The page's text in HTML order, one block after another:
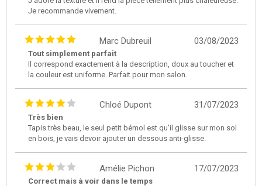
Je recommande vivement.
03/08/2023
Marc Dubreuil
Tout simplement parfait
Il correspond exactement à la description, doux au toucher et
la couleur est uniforme. Parfait pour mon salon.
31/07/2023
Chloé Dupont
Très bien
Tapis très beau, le seul petit bémol est qu'il glisse sur mon sol
en bois, je vais devoir ajouter un dessous anti-glisse.
17/07/2023
Amélie Pichon
Correct mais à voir dans le temps